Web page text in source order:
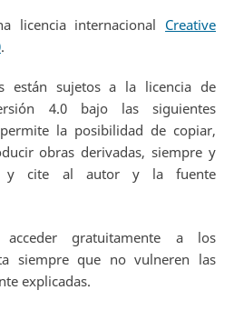
licencia internacional Creative
.
están sujetos a la licencia de
4.0 bajo las siguientes
la posibilidad de copiar,
obras derivadas, siempre y
y cite al autor y la fuente
gratuitamente a los
siempre que no vulneren las
explicadas.